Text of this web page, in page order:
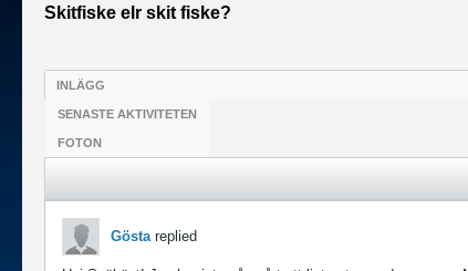
Skitfiske elr skit fiske?
INLÄGG
SENASTE AKTIVITETEN
FOTON
Göstareplied